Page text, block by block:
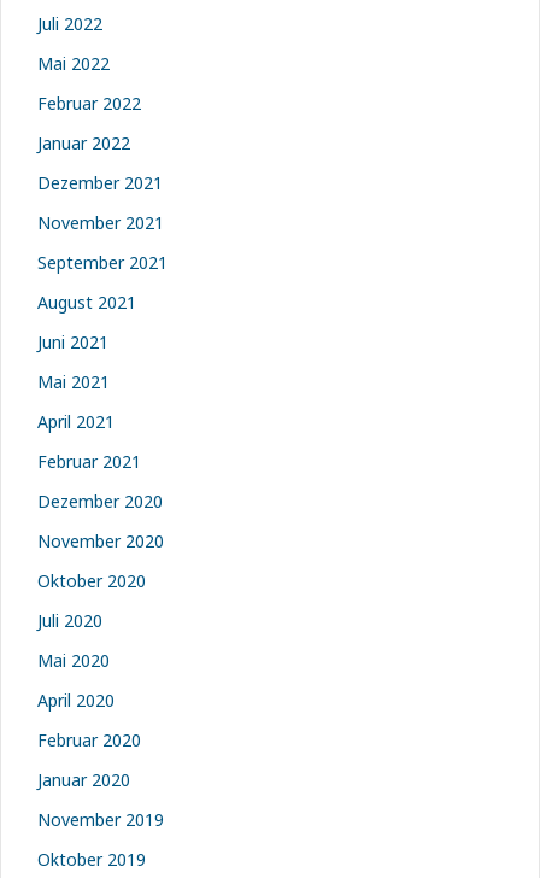
Juli 2022
Mai 2022
Februar 2022
Januar 2022
Dezember 2021
November 2021
September 2021
August 2021
Juni 2021
Mai 2021
April 2021
Februar 2021
Dezember 2020
November 2020
Oktober 2020
Juli 2020
Mai 2020
April 2020
Februar 2020
Januar 2020
November 2019
Oktober 2019